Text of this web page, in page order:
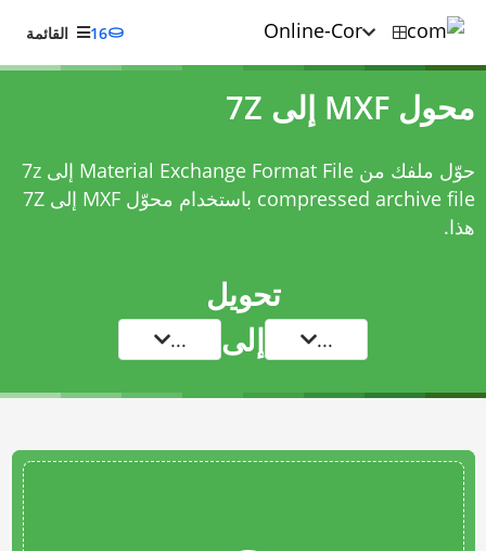
16 القائمة
محول MXF إلى 7Z
حوّل ملفك من Material Exchange Format File إلى 7z
compressed archive file باستخدام
محوّل MXF إلى 7Z
هذا.
تحويل
... إلى ...